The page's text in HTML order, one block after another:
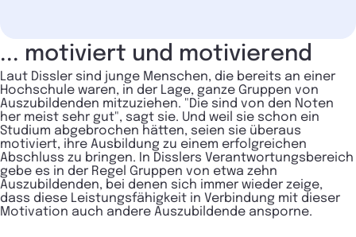
... motiviert und motivierend
Laut Dissler sind junge Menschen, die bereits an einer
Hochschule waren, in der Lage, ganze Gruppen von
Auszubildenden mitzuziehen. "Die sind von den Noten
her meist sehr gut", sagt sie. Und weil sie schon ein
Studium abgebrochen hätten, seien sie überaus
motiviert, ihre Ausbildung zu einem erfolgreichen
Abschluss zu bringen. In Disslers Verantwortungsbereich
gebe es in der Regel Gruppen von etwa zehn
Auszubildenden, bei denen sich immer wieder zeige,
dass diese Leistungsfähigkeit in Verbindung mit dieser
Motivation auch andere Auszubildende ansporne.